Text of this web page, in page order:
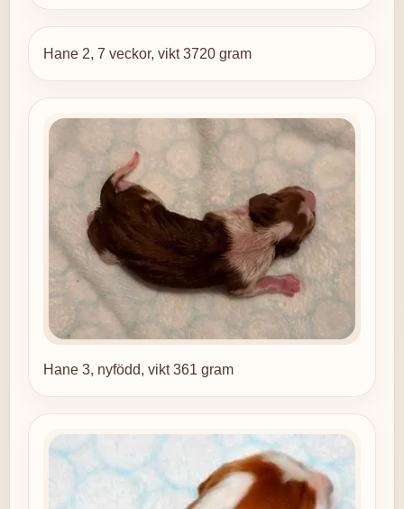
Hane 2, 7 veckor, vikt 3720 gram
Hane 3, nyfödd, vikt 361 gram